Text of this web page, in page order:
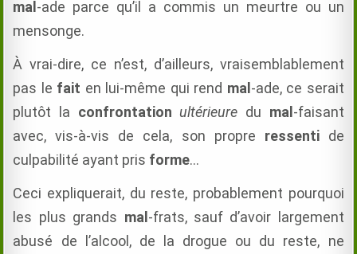
mal -ade parce qu’il a commis un meurtre ou un
mensonge.
À vrai-dire, ce n’est, d’ailleurs, vraisemblablement
pas le fait en lui-même qui rend mal -ade, ce serait
plutôt la confrontation ultérieure du mal -faisant
avec, vis-à-vis de cela, son propre ressentide
culpabilité ayant pris forme…
Ceci expliquerait, du reste, probablement pourquoi
les plus grands mal -frats, sauf d’avoir largement
abusé de l’alcool, de la drogue ou du reste, ne